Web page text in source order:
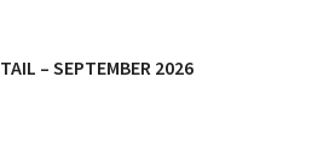
– SEPTEMBER 2026